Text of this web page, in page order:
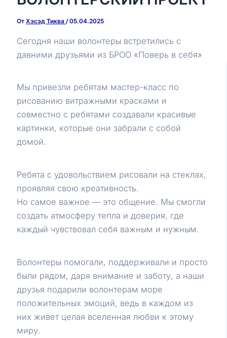
ОтХэсэд Тиква/05.04.2025
Сегодня наши волонтеры встретились с
давними друзьями из БРОО «Поверь в себя»
Мы привезли ребятам мастер-класс по
рисованию витражными красками и
совместно с ребятами создавали красивые
картинки, которые они забрали с собой
домой.
Ребята с удовольствием рисовали на стеклах,
проявляя свою креативность.
Но самое важное — это общение. Мы смогли
создать атмосферу тепла и доверия, где
каждый чувствовал себя важным и нужным.
Волонтеры помогали, поддерживали и просто
были рядом, даря внимание и заботу, а наши
друзья подарили волонтерам море
положительных эмоций, ведь в каждом из
них живет целая вселенная любви к этому
миру.